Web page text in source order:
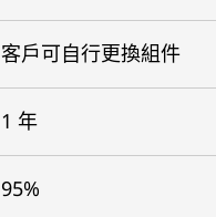
客戶可自行更換組件
1 年
95%